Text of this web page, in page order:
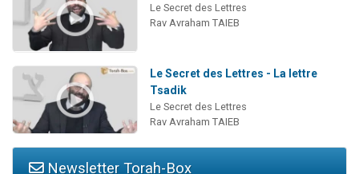
Le Secret des Lettres
Rav Avraham TAIEB
Le Secret des Lettres - La lettre
Tsadik
Le Secret des Lettres
Rav Avraham TAIEB
Newsletter Torah-Box